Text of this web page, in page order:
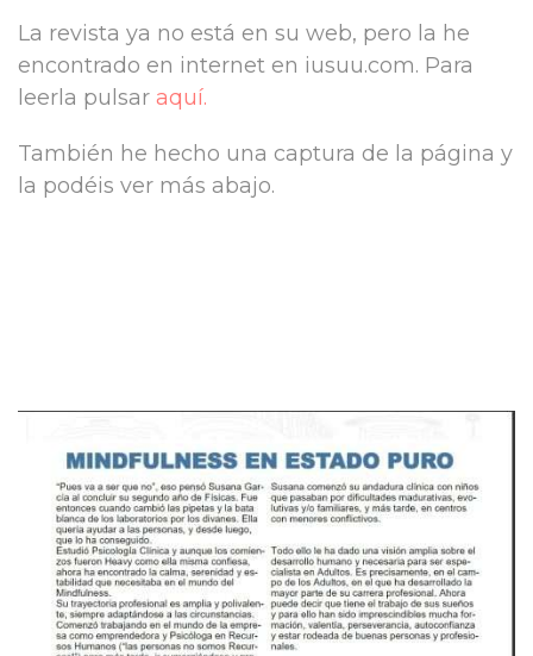
La revista ya no está en su web, pero la he
encontrado en internet en iusuu.com. Para
leerla pulsar aquí.
También he hecho una captura de la página y
la podéis ver más abajo.